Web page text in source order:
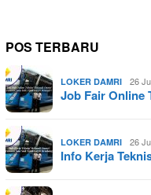
POS TERBARU
LOKER DAMRI 26
Job Fair Online
LOKER DAMRI 26
Info Kerja